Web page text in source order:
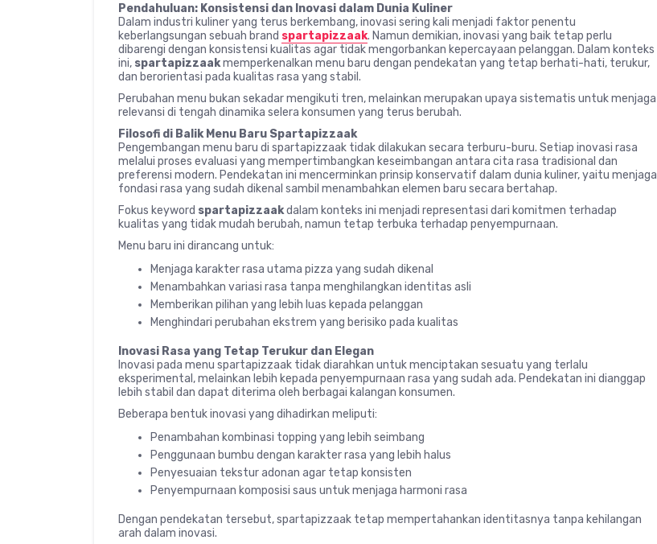
Pendahuluan: Konsistensi dan Inovasi dalam Dunia Kuliner
Dalam industri kuliner yang terus berkembang, inovasi sering kali menjadi faktor penentu
keberlangsungan sebuah brand spartapizzaak. Namun demikian, inovasi yang baik tetap perlu
dibarengi dengan konsistensi kualitas agar tidak mengorbankan kepercayaan pelanggan. Dalam konteks
ini, spartapizzaakmemperkenalkan menu baru dengan pendekatan yang tetap berhati-hati, terukur,
dan berorientasi pada kualitas rasa yang stabil.
Perubahan menu bukan sekadar mengikuti tren, melainkan merupakan upaya sistematis untuk menjaga
relevansi di tengah dinamika selera konsumen yang terus berubah.
Filosofi di Balik Menu Baru Spartapizzaak
Pengembangan menu baru di spartapizzaak tidak dilakukan secara terburu-buru. Setiap inovasi rasa
melalui proses evaluasi yang mempertimbangkan keseimbangan antara cita rasa tradisional dan
preferensi modern. Pendekatan ini mencerminkan prinsip konservatif dalam dunia kuliner, yaitu menjaga
fondasi rasa yang sudah dikenal sambil menambahkan elemen baru secara bertahap.
Fokus keyword spartapizzaakdalam konteks ini menjadi representasi dari komitmen terhadap
kualitas yang tidak mudah berubah, namun tetap terbuka terhadap penyempurnaan.
Menu baru ini dirancang untuk:
Menjaga karakter rasa utama pizza yang sudah dikenal
Menambahkan variasi rasa tanpa menghilangkan identitas asli
Memberikan pilihan yang lebih luas kepada pelanggan
Menghindari perubahan ekstrem yang berisiko pada kualitas
Inovasi Rasa yang Tetap Terukur dan Elegan
Inovasi pada menu spartapizzaak tidak diarahkan untuk menciptakan sesuatu yang terlalu
eksperimental, melainkan lebih kepada penyempurnaan rasa yang sudah ada. Pendekatan ini dianggap
lebih stabil dan dapat diterima oleh berbagai kalangan konsumen.
Beberapa bentuk inovasi yang dihadirkan meliputi:
Penambahan kombinasi topping yang lebih seimbang
Penggunaan bumbu dengan karakter rasa yang lebih halus
Penyesuaian tekstur adonan agar tetap konsisten
Penyempurnaan komposisi saus untuk menjaga harmoni rasa
Dengan pendekatan tersebut, spartapizzaak tetap mempertahankan identitasnya tanpa kehilangan
arah dalam inovasi.